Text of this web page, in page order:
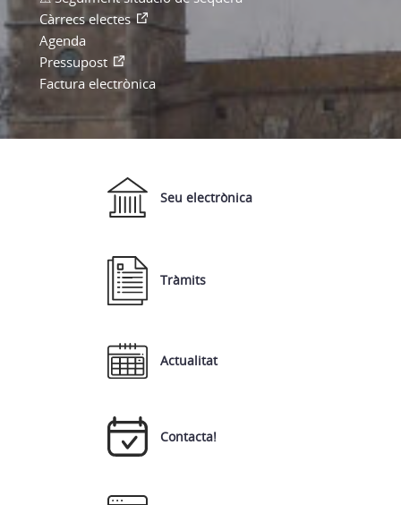
Càrrecs electes
Agenda
Pressupost
Factura electrònica
Seu electrònica
Tràmits
Actualitat
Contacta!